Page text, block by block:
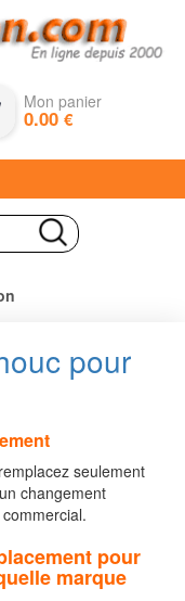
Mon panier
0.00€
pour
seulement
changement
pour
marque